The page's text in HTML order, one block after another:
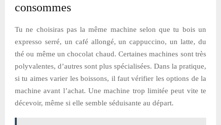
consommes
Tu ne choisiras pas la même machine selon que tu bois un
expresso serré, un café allongé, un cappuccino, un latte, du
thé ou même un chocolat chaud. Certaines machines sont très
polyvalentes, d’autres sont plus spécialisées. Dans la pratique,
si tu aimes varier les boissons, il faut vérifier les options de la
machine avant l’achat. Une machine trop limitée peut vite te
décevoir, même si elle semble séduisante au départ.